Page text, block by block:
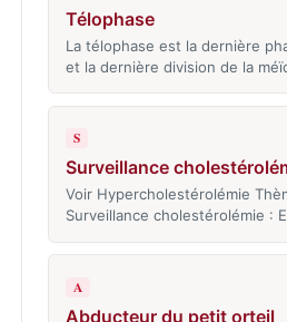
Télophase
La télophase est la dernière
et la dernière division de la
S
Surveillance
Voir Hypercholestérolémie
Surveillance cholestérolémie :
A
Abducteur du petit orteil